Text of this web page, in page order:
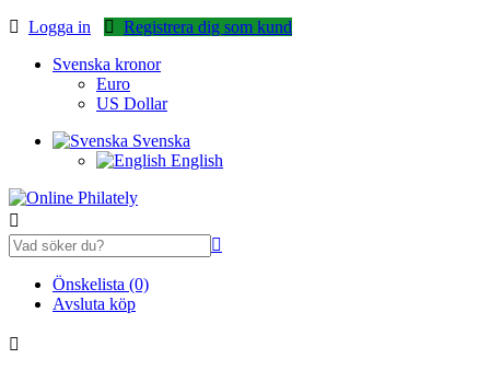
Logga in
Registrera dig som kund
Svenska kronor
Euro
US Dollar
Svenska
English
Önskelista (0)
Avsluta köp